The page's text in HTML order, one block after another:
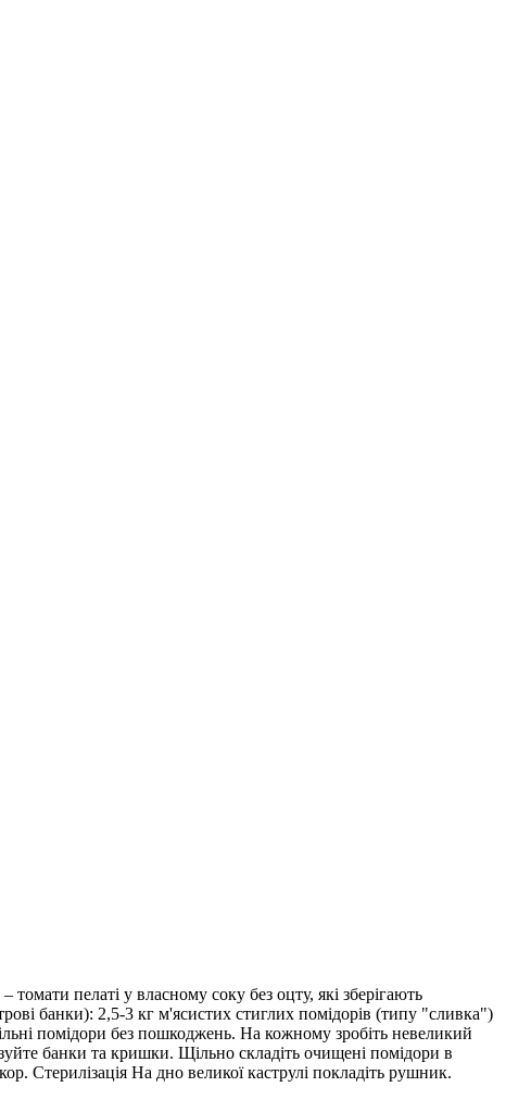
пелаті у власному соку без оцту, які зберігають
банки): 2,5-3 кг м'ясистих стиглих помідорів (типу "сливка")
помідори без пошкоджень. На кожному зробіть невеликий
банки та кришки. Щільно складіть очищені помідори в
Стерилізація На дно великої каструлі покладіть рушник.